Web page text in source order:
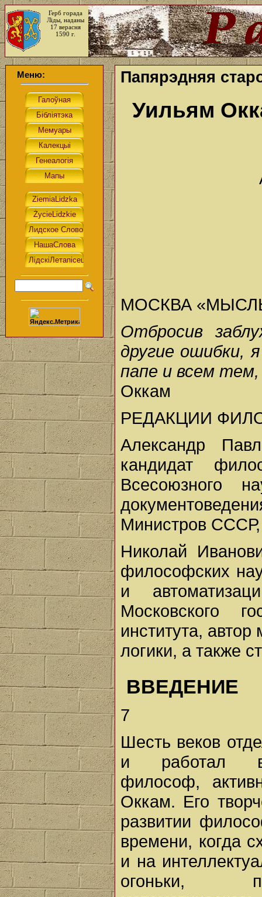
Герб горада
Ліды, наданы
17 верасня
1590 г.
Меню: Папярэдняя
Уильям
МОСКВА
Отбросив
другие ошибки,
папе и всем
Оккам
РЕДАКЦИИ
Александр
кандидат
Всесоюзного
Министров СССР,
Николай
философских
и
Московского
института,
логики, а также
ВВЕДЕНИЕ
7
Шесть веков
и работал
философ,
Оккам. Его
развитии
времени, когда
и на
огоньки,